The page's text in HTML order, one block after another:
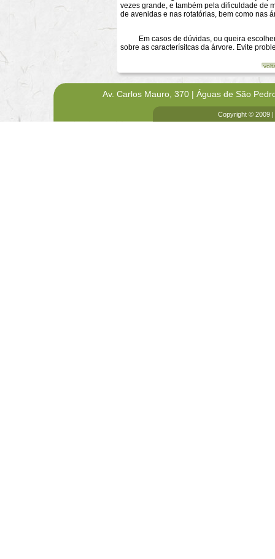
vezes grande, e também pela dificuldade de
de avenidas e nas rotatórias, bem como nas
Em casos de dúvidas, ou queira escolher
sobre as caracterísitcas da árvore. Evite
Av. Carlos Mauro, 370 | Águas de São
Copyright © 2009